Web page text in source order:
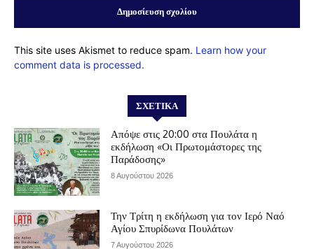
This site uses Akismet to reduce spam. Learn how your
comment data is processed.
ΣΧΕΤΙΚΆ
Απόψε στις 20:00 στα Πουλάτα η
εκδήλωση «Οι Πρωτομάστορες της
Παράδοσης»
8 Αυγούστου 2026
Την Τρίτη η εκδήλωση για τον Ιερό Ναό
Αγίου Σπυρίδωνα Πουλάτων
7 Αυγούστου 2026